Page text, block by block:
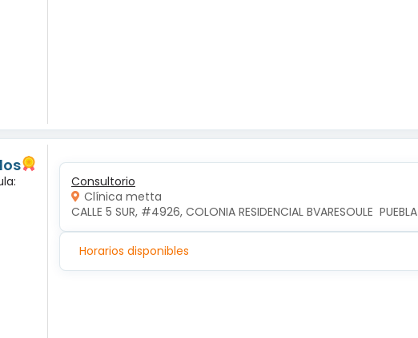
Consultorio
Clínica metta
CALLE 5 SUR, #4926, COLONIA RESIDENCIAL BVARESOULE  PUEBLA
Horarios disponibles